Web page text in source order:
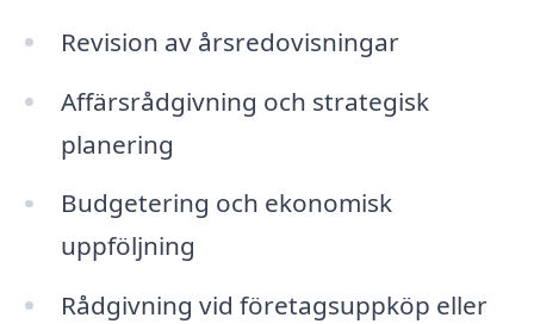
Revision av årsredovisningar
Affärsrådgivning och strategisk
planering
Budgetering och ekonomisk
uppföljning
Rådgivning vid företagsuppköp eller